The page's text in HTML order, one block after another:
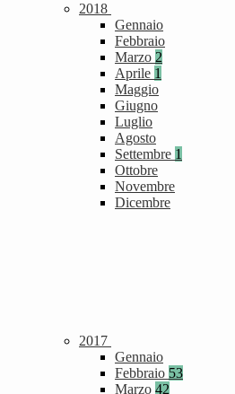
2018
Gennaio
Febbraio
Marzo 2
Aprile 1
Maggio
Giugno
Luglio
Agosto
Settembre 1
Ottobre
Novembre
Dicembre
2017
Gennaio
Febbraio 53
Marzo 42